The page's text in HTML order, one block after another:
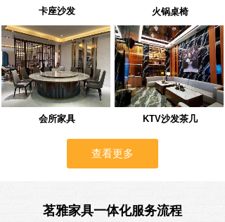
卡座沙发 火锅桌椅
会所家具 KTV沙发茶几
查看更多
茗雅家具一体化服务流程